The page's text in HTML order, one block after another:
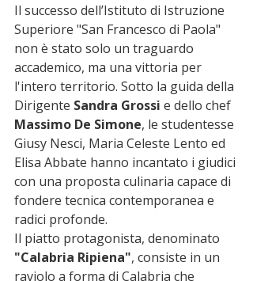
Il successo dell’Istituto di Istruzione
Superiore "San Francesco di Paola"
non è stato solo un traguardo
accademico, ma una vittoria per
l'intero territorio. Sotto la guida della
Dirigente Sandra Grossi e dello chef
Massimo De Simone, le studentesse
Giusy Nesci, Maria Celeste Lento ed
Elisa Abbate hanno incantato i giudici
con una proposta culinaria capace di
fondere tecnica contemporanea e
radici profonde.
Il piatto protagonista, denominato
"Calabria Ripiena", consiste in un
raviolo a forma di Calabria che